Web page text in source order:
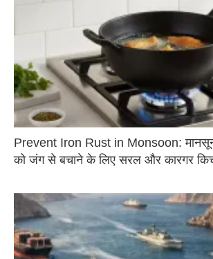
Prevent Iron Rust in Monsoon: मानसून
को जंग से बचाने के लिए सरल और कारगर